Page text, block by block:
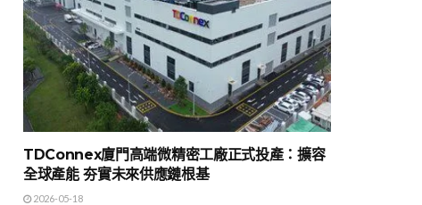
TDConnex廈門高端微精密工廠正式投產：擴容
全球產能 夯實未來供應鏈根基
2026-05-18